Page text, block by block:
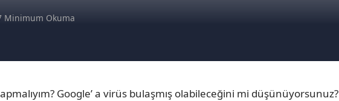
Minimum Okuma
Google’ a virüs bulaşmış olabileceğini mi düşünüyorsunuz?